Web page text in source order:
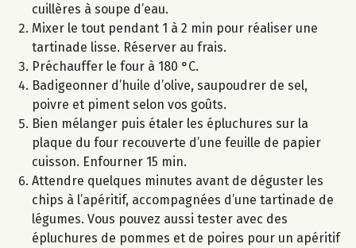
cuillères à soupe d’eau.
Mixer le tout pendant 1 à 2 min pour réaliser une
tartinade lisse. Réserver au frais.
Préchauffer le four à 180 °C.
Badigeonner d’huile d’olive, saupoudrer de sel,
poivre et piment selon vos goûts.
Bien mélanger puis étaler les épluchures sur la
plaque du four recouverte d’une feuille de papier
cuisson. Enfourner 15 min.
Attendre quelques minutes avant de déguster les
chips à l’apéritif, accompagnées d’une tartinade de
légumes. Vous pouvez aussi tester avec des
épluchures de pommes et de poires pour un apéritif